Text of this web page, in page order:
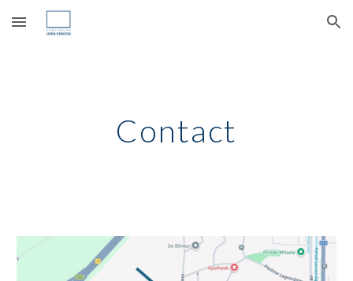
Skip to main content Skip to navigation
Contact